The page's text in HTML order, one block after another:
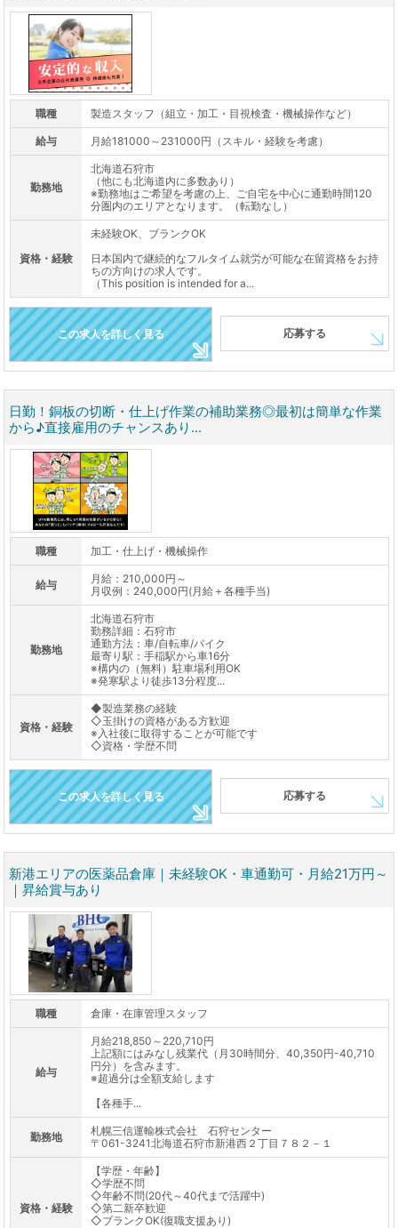
職種 製造スタッフ（組立・加工・目視検査・機械操作など）
給与 月給181000～231000円（スキル・経験を考慮）
勤務地
北海道石狩市
（他にも北海道内に多数あり）
※勤務地はご希望を考慮の上、ご自宅を中心に通勤時間120
分圏内のエリアとなります。（転勤なし）
資格・経験
未経験OK、ブランクOK
日本国内で継続的なフルタイム就労が可能な在留資格をお持
ちの方向けの求人です。
（This position is intended for a...
この求人を詳しく見る 応募する
日勤！銅板の切断・仕上げ作業の補助業務◎最初は簡単な作業
から♪直接雇用のチャンスあり...
職種 加工・仕上げ・機械操作
給与
月給：210,000円～
月収例：240,000円(月給＋各種手当)
勤務地
北海道石狩市
勤務詳細：石狩市
通勤方法：車/自転車/バイク
最寄り駅：手稲駅から車16分
※構内の（無料）駐車場利用OK
※発寒駅より徒歩13分程度...
資格・経験
◆製造業務の経験
◇玉掛けの資格がある方歓迎
※入社後に取得することが可能です
◇資格・学歴不問
この求人を詳しく見る 応募する
新港エリアの医薬品倉庫｜未経験OK・車通勤可・月給21万円～
｜昇給賞与あり
職種 倉庫・在庫管理スタッフ
給与
月給218,850～220,710円
上記額にはみなし残業代（月30時間分、40,350円-40,710
円分）を含みます。
※超過分は全額支給します
【各種手...
勤務地
札幌三信運輸株式会社 石狩センター
〒061-3241北海道石狩市新港西２丁目７８２－１
資格・経験
【学歴・年齢】
◇学歴不問
◇年齢不問(20代～40代まで活躍中)
◇第二新卒歓迎
◇ブランクOK(復職支援あり)